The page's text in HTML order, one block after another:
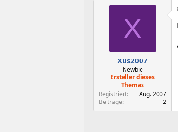
X
Xus2007
Newbie
Ersteller dieses
Themas
Registriert
Aug. 2007
Beiträge
2